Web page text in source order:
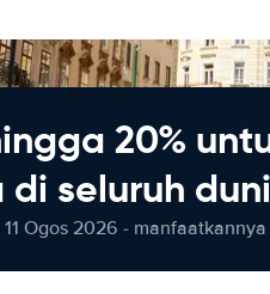
20%
di seluruh
Ogos 2026 -